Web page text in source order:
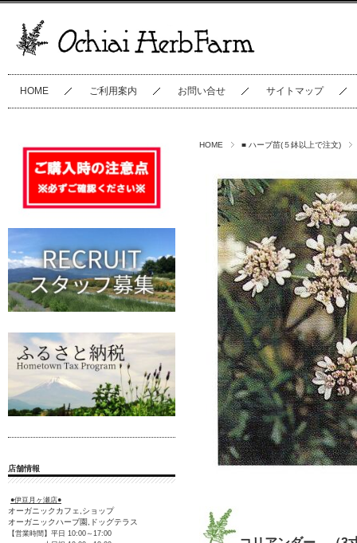
HOME ご利用案内 お問い合せ サイトマップ
HOME ■ ハーブ苗(５鉢以上で注文)
店舗情報
●伊豆月ヶ瀬店●
オーガニックカフェ,ショップ
オーガニックハーブ園,ドッグテラス
【営業時間】平日 10:00～17:00